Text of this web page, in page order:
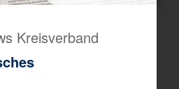
Kreisverband